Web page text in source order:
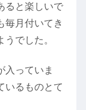
ると楽しいで
毎月付いてき
でした。
入っていま
いるものとて